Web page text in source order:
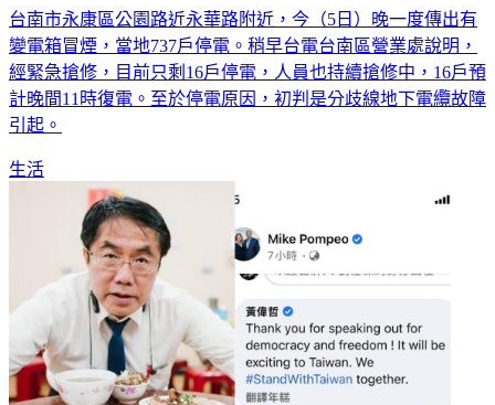
台南市永康區公園路近永華路附近，今（5日）晚一度傳出有
變電箱冒煙，當地737戶停電。稍早台電台南區營業處說明，
經緊急搶修，目前只剩16戶停電，人員也持續搶修中，16戶預
計晚間11時復電。至於停電原因，初判是分歧線地下電纜故障
引起。
生活